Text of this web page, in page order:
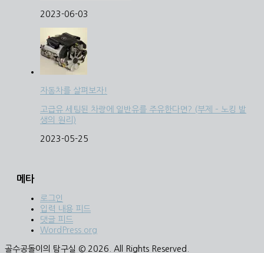
2023-06-03
자동차를 살펴보자!
고급유 세팅된 차량에 일반유를 주유한다면? (부제 – 노킹 발
생의 원리)
2023-05-25
메타
로그인
입력 내용 피드
댓글 피드
WordPress.org
골수공돌이의 탐구실 © 2026. All Rights Reserved.